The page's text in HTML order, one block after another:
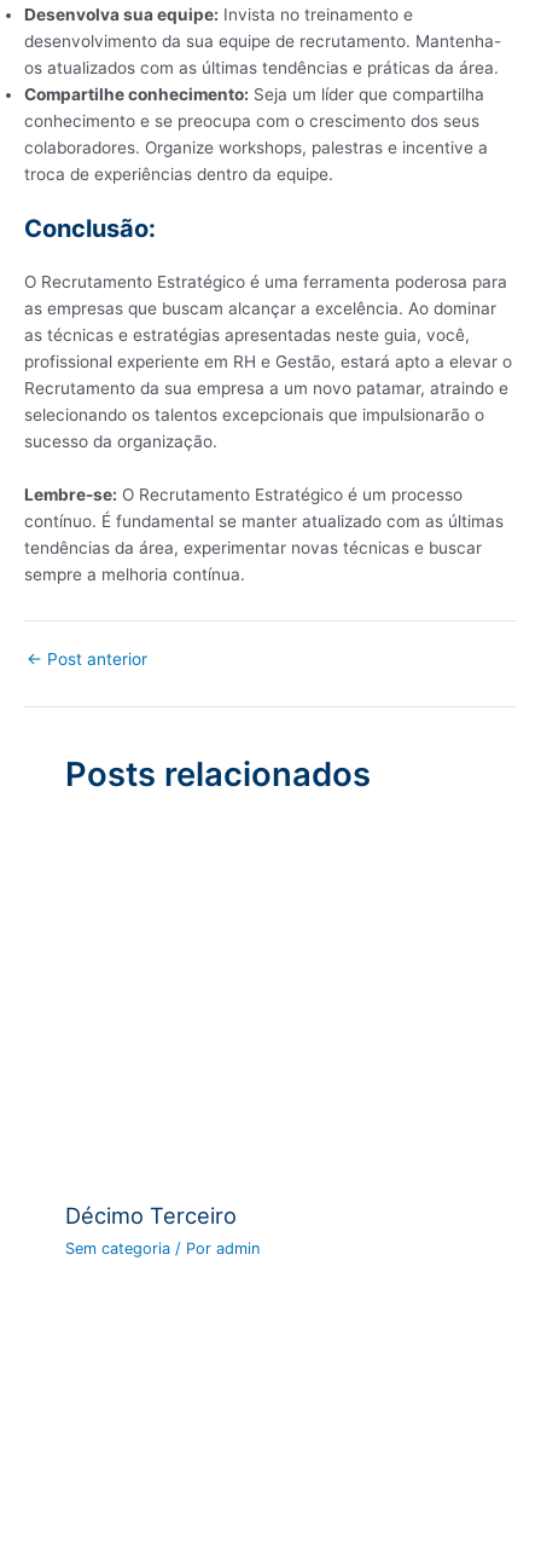
Desenvolva sua equipe: Invista no treinamento e
desenvolvimento da sua equipe de recrutamento. Mantenha-
os atualizados com as últimas tendências e práticas da área.
Compartilhe conhecimento: Seja um líder que compartilha
conhecimento e se preocupa com o crescimento dos seus
colaboradores. Organize workshops, palestras e incentive a
troca de experiências dentro da equipe.
Conclusão:
O Recrutamento Estratégico é uma ferramenta poderosa para
as empresas que buscam alcançar a excelência. Ao dominar
as técnicas e estratégias apresentadas neste guia, você,
profissional experiente em RH e Gestão, estará apto a elevar o
Recrutamento da sua empresa a um novo patamar, atraindo e
selecionando os talentos excepcionais que impulsionarão o
sucesso da organização.
Lembre-se: O Recrutamento Estratégico é um processo
contínuo. É fundamental se manter atualizado com as últimas
tendências da área, experimentar novas técnicas e buscar
sempre a melhoria contínua.
← Post anterior
Posts relacionados
Décimo Terceiro
Sem categoria / Poradmin